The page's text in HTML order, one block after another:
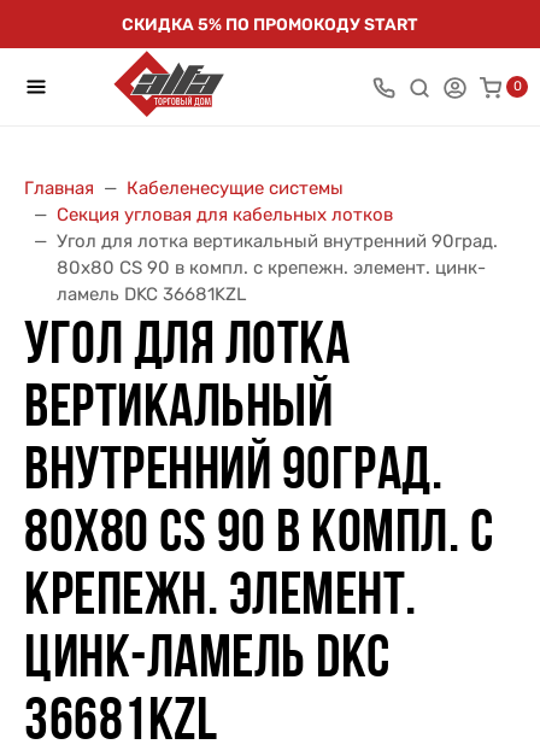
СКИДКА 5% ПО ПРОМОКОДУ START
0
Главная
Кабеленесущие системы
Секция угловая для кабельных лотков
Угол для лотка вертикальный внутренний 90град.
80х80 CS 90 в компл. с крепежн. элемент. цинк-
ламель DKC 36681KZL
УГОЛ ДЛЯ ЛОТКА
ВЕРТИКАЛЬНЫЙ
ВНУТРЕННИЙ 90ГРАД.
80Х80 CS 90 В КОМПЛ. С
КРЕПЕЖН. ЭЛЕМЕНТ.
ЦИНК-ЛАМЕЛЬ DKC
36681KZL